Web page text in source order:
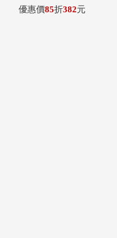
翊齊，張惠東，許玉青，王
優惠價85折382元